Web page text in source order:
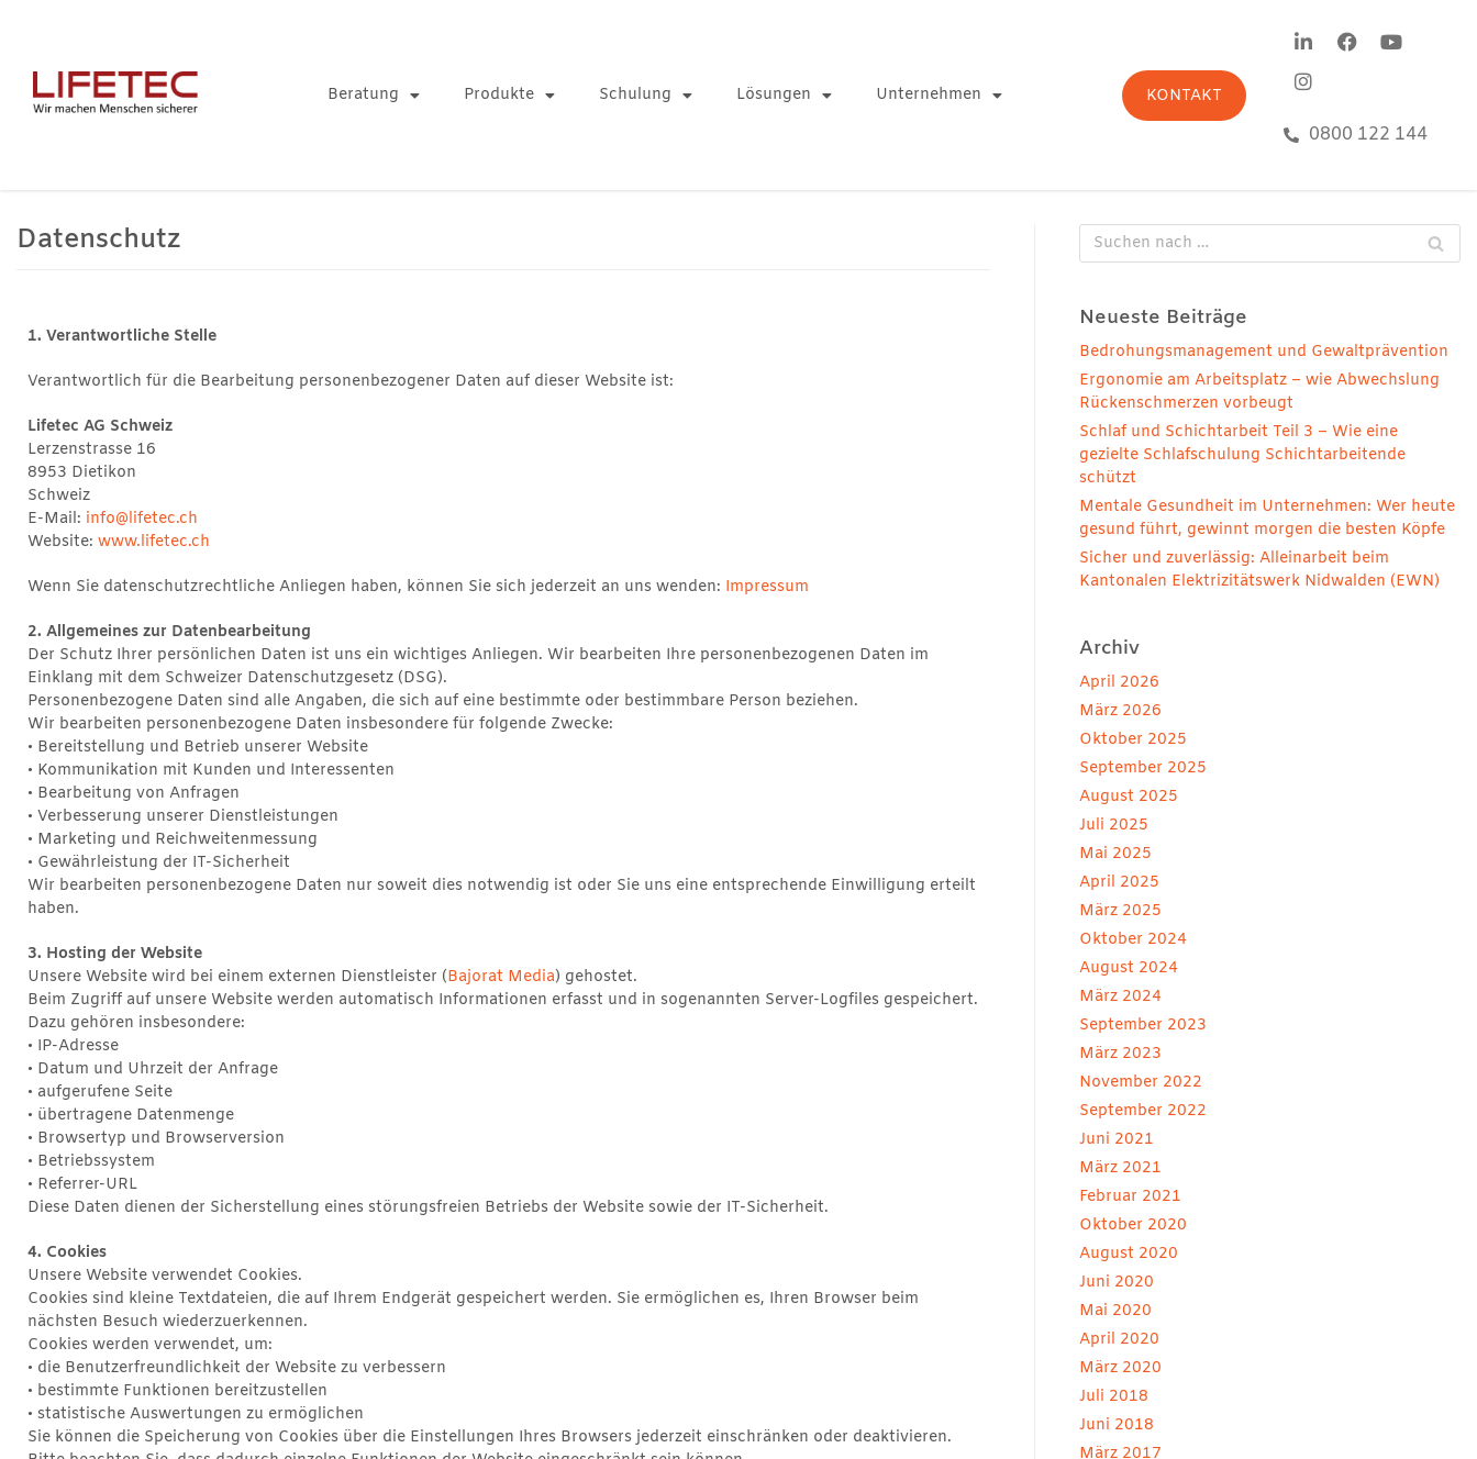
springen
Beratung
Produkte Schulung Lösungen Unternehmen KONTAKT
0800 122 144
Datenschutz
1. Verantwortliche Stelle
Verantwortlich für die Bearbeitung personenbezogener Daten auf dieser Website ist:
Lifetec AG Schweiz
Lerzenstrasse 16
8953 Dietikon
Schweiz
E-Mail: info@lifetec.ch
Website: www.lifetec.ch
Wenn Sie datenschutzrechtliche Anliegen haben, können Sie sich jederzeit an uns wenden: Impressum
2. Allgemeines zur Datenbearbeitung
Der Schutz Ihrer persönlichen Daten ist uns ein wichtiges Anliegen. Wir bearbeiten Ihre personenbezogenen Daten im
Einklang mit dem Schweizer Datenschutzgesetz (DSG).
Personenbezogene Daten sind alle Angaben, die sich auf eine bestimmte oder bestimmbare Person beziehen.
Wir bearbeiten personenbezogene Daten insbesondere für folgende Zwecke:
• Bereitstellung und Betrieb unserer Website
• Kommunikation mit Kunden und Interessenten
• Bearbeitung von Anfragen
• Verbesserung unserer Dienstleistungen
• Marketing und Reichweitenmessung
• Gewährleistung der IT-Sicherheit
Wir bearbeiten personenbezogene Daten nur soweit dies notwendig ist oder Sie uns eine entsprechende Einwilligung erteilt
haben.
3. Hosting der Website
Unsere Website wird bei einem externen Dienstleister (Bajorat Media) gehostet.
Beim Zugriff auf unsere Website werden automatisch Informationen erfasst und in sogenannten Server-Logfiles gespeichert.
Dazu gehören insbesondere:
• IP-Adresse
• Datum und Uhrzeit der Anfrage
• aufgerufene Seite
• übertragene Datenmenge
• Browsertyp und Browserversion
• Betriebssystem
• Referrer-URL
Diese Daten dienen der Sicherstellung eines störungsfreien Betriebs der Website sowie der IT-Sicherheit.
4. Cookies
Unsere Website verwendet Cookies.
Cookies sind kleine Textdateien, die auf Ihrem Endgerät gespeichert werden. Sie ermöglichen es, Ihren Browser beim
nächsten Besuch wiederzuerkennen.
Cookies werden verwendet, um:
• die Benutzerfreundlichkeit der Website zu verbessern
• bestimmte Funktionen bereitzustellen
• statistische Auswertungen zu ermöglichen
Sie können die Speicherung von Cookies über die Einstellungen Ihres Browsers jederzeit einschränken oder deaktivieren.
Neueste Beiträge
Bedrohungsmanagement und Gewaltprävention
Ergonomie am Arbeitsplatz – wie Abwechslung
Rückenschmerzen vorbeugt
Schlaf und Schichtarbeit Teil 3 – Wie eine
gezielte Schlafschulung Schichtarbeitende
schützt
Mentale Gesundheit im Unternehmen: Wer heute
gesund führt, gewinnt morgen die besten Köpfe
Sicher und zuverlässig: Alleinarbeit beim
Kantonalen Elektrizitätswerk Nidwalden (EWN)
Archiv
April 2026
März 2026
Oktober 2025
September 2025
August 2025
Juli 2025
Mai 2025
April 2025
März 2025
Oktober 2024
August 2024
März 2024
September 2023
März 2023
November 2022
September 2022
Juni 2021
März 2021
Februar 2021
Oktober 2020
August 2020
Juni 2020
Mai 2020
April 2020
März 2020
Juli 2018
Juni 2018
März 2017